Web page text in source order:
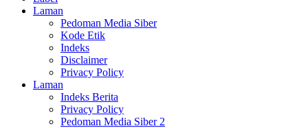
Laman
Pedoman Media Siber
Kode Etik
Indeks
Disclaimer
Privacy Policy
Laman
Indeks Berita
Privacy Policy
Pedoman Media Siber 2